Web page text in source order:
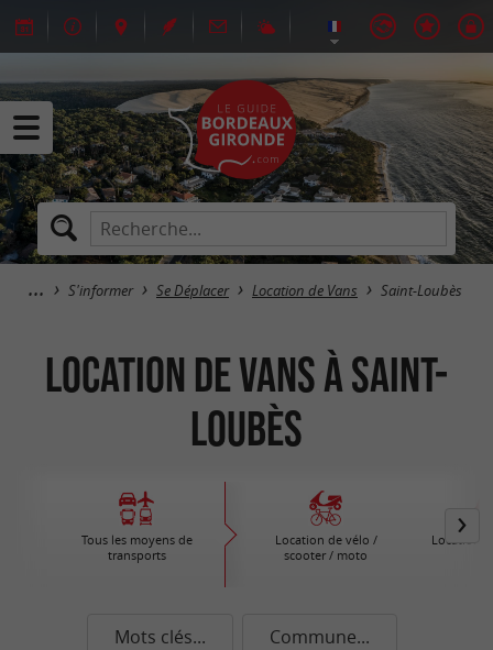
S'informer Se Déplacer Location de Vans Saint-Loubès
Location de Vans à Saint-
Loubès
Tous les moyens de
transports
Location de vélo /
scooter / moto
Location
Mots clés... Commune...